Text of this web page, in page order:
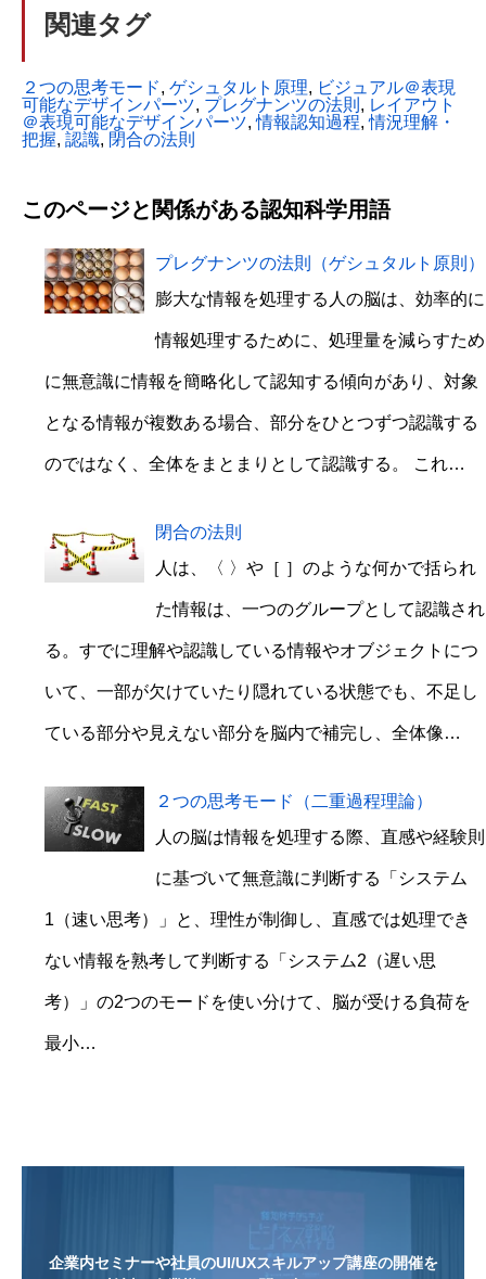
関連タグ
２つの思考モード, ゲシュタルト原理, ビジュアル＠表現
可能なデザインパーツ, プレグナンツの法則 , レイアウト
＠表現可能なデザインパーツ, 情報認知過程, 情況理解・
把握, 認識, 閉合の法則
このページと関係がある認知科学用語
プレグナンツの法則（ゲシュタルト原則）
膨大な情報を処理する人の脳は、効率的に
情報処理するために、処理量を減らすため
に無意識に情報を簡略化して認知する傾向があり、対象
となる情報が複数ある場合、部分をひとつずつ認識する
のではなく、全体をまとまりとして認識する。 これ…
閉合の法則
人は、〈 〉や［ ］のような何かで括られ
た情報は、一つのグループとして認識され
る。すでに理解や認識している情報やオブジェクトにつ
いて、一部が欠けていたり隠れている状態でも、不足し
ている部分や見えない部分を脳内で補完し、全体像…
２つの思考モード（二重過程理論）
人の脳は情報を処理する際、直感や経験則
に基づいて無意識に判断する「システム
1（速い思考）」と、理性が制御し、直感では処理でき
ない情報を熟考して判断する「システム2（遅い思
考）」の2つのモードを使い分けて、脳が受ける負荷を
最小…
企業内セミナーや社員のUI/UXスキルアップ講座の開催を